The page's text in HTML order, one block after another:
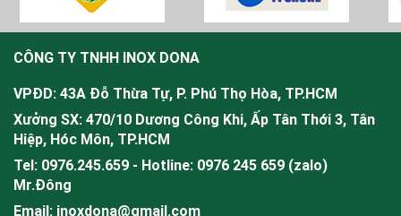
CÔNG TY TNHH INOX DONA
VPĐD: 43A Đỗ Thừa Tự, P. Phú Thọ Hòa, TP.HCM
Xưởng SX: 470/10 Dương Công Khi, Ấp Tân Thới 3, Tân
Hiệp, Hóc Môn, TP.HCM
Tel: 0976.245.659 - Hotline: 0976 245 659 (zalo)
Mr.Đông
Email: inoxdona@gmail.com